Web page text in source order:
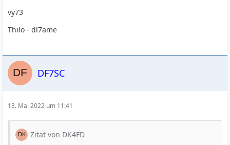
vy73
Thilo - dl7ame
DF7SC
13. Mai 2022 um 11:41
Zitat von DK4FD